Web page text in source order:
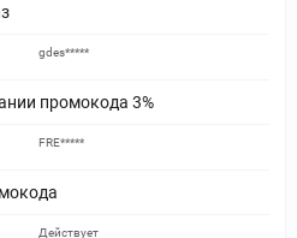
промокода 3%
gdes*****
FRE*****
Действует